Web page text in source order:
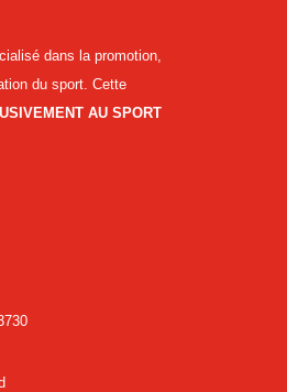
dans la promotion,
du sport. Cette
AU SPORT